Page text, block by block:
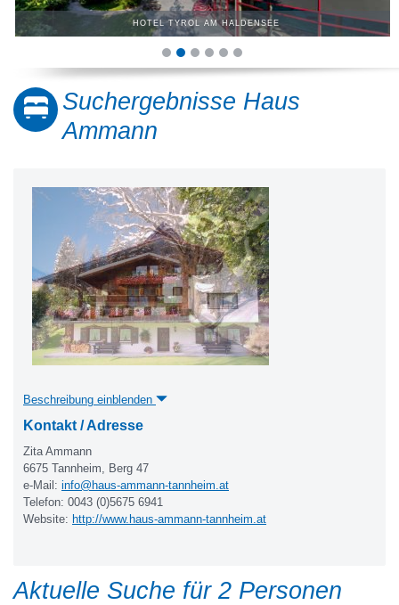
HOTEL TYROL AM HALDENSEE
Suchergebnisse Haus
Ammann
Beschreibung einblenden
Kontakt / Adresse
Zita Ammann
6675 Tannheim, Berg 47
e-Mail: info@haus-ammann-tannheim.at
Telefon: 0043 (0)5675 6941
Website: http://www.haus-ammann-tannheim.at
Aktuelle Suche für 2 Personen